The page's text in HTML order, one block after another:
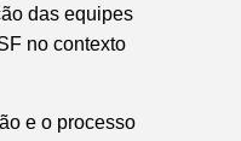
das equipes
no contexto
e o processo